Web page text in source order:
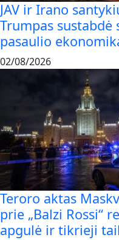
JAV ir Irano
Trumpas
pasaulio
02/08/2026
Teroro aktas
prie „Balzi Rossi“
apgulė ir tikrieji